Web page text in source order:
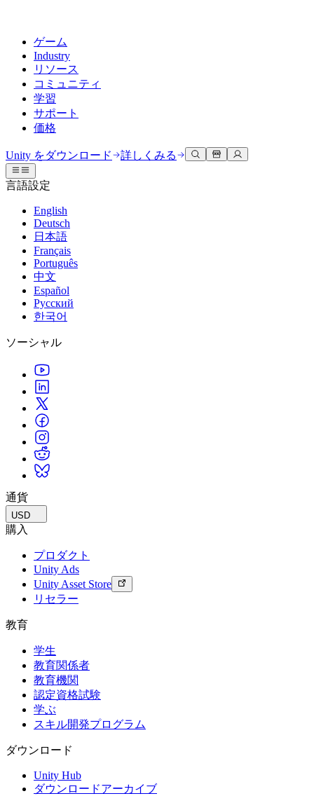
ゲーム
Industry
リソース
コミュニティ
学習
サポート
価格
Unityエンジン
任意のプラットフォーム向けに2Dおよび3Dゲームを構築
共同作業
チームでの共同作業と迅速なイテレーション
Unity をダウンロード
プランと価格
デプロイ
Unity がサポートする 25 以上のプラットフォームを見る
LiveOps
ローンチ後のインサイトとライブゲームオペレーション
成長
詳しく見る
発見され、モバイルユーザーを獲得する
ストアとD2C全体でIAPを管理
収益化
Unity で宣伝
Unity で収益化
活用事例
モバイルゲーム
Unity でモバイル向けヒット作を制作して成長させる
インディーゲーム
少人数のチームで大規模なゲームを開発する
XR ゲーム
XR ゲームを複数プラットフォーム向けにローンチする
マルチプレイヤーゲーム
マルチプレイヤーゲーム制作を簡素化
3Dコラボレーション
リアルタイムで3Dプロジェクトを構築およびレビューする
没入型トレーニング
没入型環境でのトレーニング
顧客体験
インタラクティブな3D体験を作成する
業界
運用の卓越性を達成する
小売
店内体験をオンライン体験に変換する
自動車
イノベーションと車内体験を促進する
すべての業界を見る
ドキュメント
公式ユーザーマニュアルとAPIリファレンス
開発者ツール
リリースバージョンと問題追跡
ロードマップ
今後の機能をレビューする
技術用語のライブラリ
ケーススタディ
実際の成功事例
ベストプラクティスガイド
専門家のヒントとコツ
デモ
デモ、サンプル、ビルディングブロック
すべてのリソース
新機能
ブログ
更新情報、情報、技術的ヒント
お知らせ
ニュース、ストーリー、プレスセンター
ディスカッション
議論、問題解決、つながる
イベント
グローバルおよびローカルイベント
コミュニティストーリー
Made with Unity
Unityクリエイターの紹介
ライブストリーム
Unity Awards
世界中のUnityクリエイターを祝う
Unity Learn
無料でUnityスキルをマスターする
プロフェッショナルトレーニング
Unityトレーナーでチームをレベルアップ
Unity初心者向け
スタートガイド
学習を開始しましょう
Unity は初めてですか？旅を始めましょう
ハウツーガイド
実用的なヒントとベストプラクティス
教育
学生向け
キャリアをスタートさせる
教育を大幅に強化
教育機関向けライセンス
認定教材
Unityのマスタリーを証明する
ヘルプを得る
Unityで成功するためのサポート
Success Plan
専門的なサポートで目標を早く達成する
FAQ
よくある質問への回答
お問い合わせ
Unity をダウンロード 詳しくみる
言語設定
English
Deutsch
日本語
Français
Português
中文
Español
Русский
한국어
ソーシャル
通貨
USD
購入
プロダクト
Unity Ads
Unity Asset Store
リセラー
教育
学生
教育関係者
教育機関
認定資格試験
学ぶ
スキル開発プログラム
ダウンロード
Unity Hub
ダウンロードアーカイブ